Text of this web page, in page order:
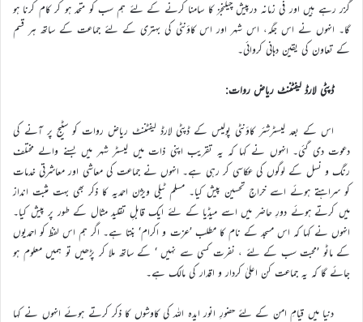
گزر رہے ہیں اور فی زمانہ درپیش چیلنجز کا سامنا کرنے کے لئے ہم سب کو متحد ہو کر کام کرنا ہو
گا۔ انہوں نے اس جگہ، اس شہر اور اس کاؤنٹی کی بہتری کے لئے جماعت کے ساتھ ہر قسم
کے تعاون کی یقین دہانی کروائی۔
ڈپٹی لارڈ لیفٹننٹ ریاض روات:
اس کے بعد لیسٹرشئر کاؤنٹی پولیس کے ڈپٹی لارڈ لیفٹننٹ ریاض روات کو سٹیج پر آنے کی
دعوت دی گئی۔ انہوں نے کہا کہ یہ تقریب اپنی ذات میں لیسٹر شہر میں بسنے والے مختلف
رنگ و نسل کے لوگوں کی عکاسی کر رہی ہے۔ انہوں نے جماعت کی معاشی اور معاشرتی خدمات
کو سراہتے ہوئے اسے خراجِ تحسین پیش کیا۔ مسلم ٹیلی ویژن احمدیہ کا ذکر بھی بہت مثبت انداز
میں کرتے ہوئے دورِ حاضر میں اسے میڈیا کے لئے ایک قابلِ تقلید مثال کے طور پر پیش کیا۔
انہوں نے کہا کہ اس مسجد کے نام کا مطلب ’عزت و اکرام‘ بنتا ہے۔ اگر ہم اس لفظ کو احمدیوں
کے ماٹو ’محبت سب کے لئے ، نفرت کسی سے نہیں ‘ کے ساتھ ملا کر پڑھیں تو ہمیں معلوم ہو
جائے گا کہ یہ جماعت کن اعلیٰ کردار و اقدار کی مالک ہے۔
دنیا میں قیامِ امن کے لئے حضورِ انور ایدہ اللہ کی کاوشوں کا ذکر کرتے ہوئے انہوں نے کہا